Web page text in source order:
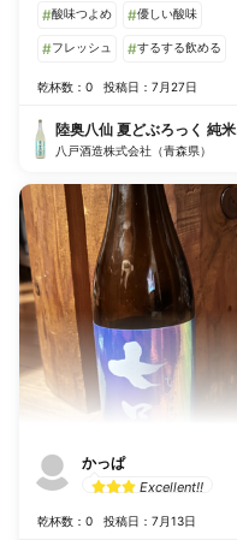
#酸味つよめ #優しい酸味
#フレッシュ #するする飲める
乾杯数：0 投稿日：7月27日
陸奥八仙 夏どぶろっく 純米
八戸酒造株式会社（青森県）
かっぱ
Excellent!!
乾杯数：0 投稿日：7月13日